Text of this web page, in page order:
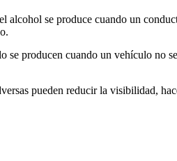
alcohol se produce cuando un
se producen cuando un vehículo no
pueden reducir la visibilidad,